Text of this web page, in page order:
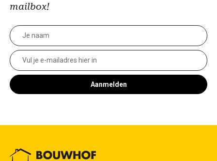
mailbox!
Aanmelden